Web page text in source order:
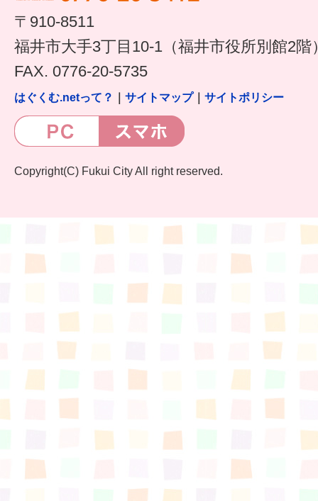
〒910-8511
福井市大手3丁目10-1（福井市役所別館2階
FAX. 0776-20-5735
はぐくむ.netって？ サイトマップ｜ サイトポリシー
Copyright(C) Fukui City All right reserved.
福井市図書館オススメの本
お出かけ情報
病気・けが 基本情報
パパもママも子育て
ワンポイント英会話
ソーシャルメディア